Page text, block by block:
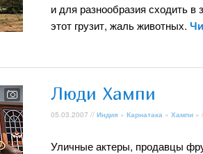
и для разнообразия сходить в
этот грузит, жаль животных.
Люди Хампи
05.03.2007 // Индия » Карнатака » Хампи »
Уличные актеры, продавцы